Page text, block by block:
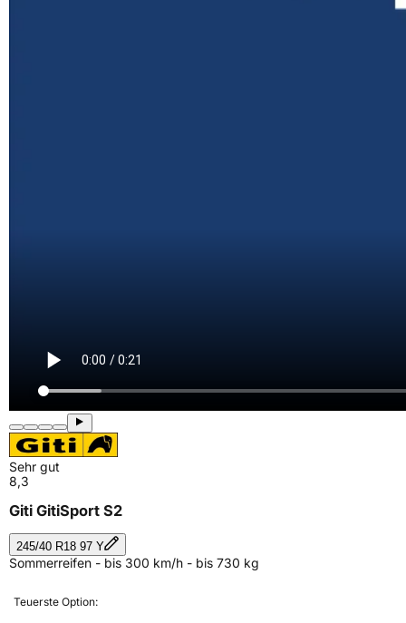
Sehr gut
8,3
Giti GitiSport S2
245/40 R18 97 Y
Sommerreifen - bis 300 km/h - bis 730 kg
Teuerste Option: